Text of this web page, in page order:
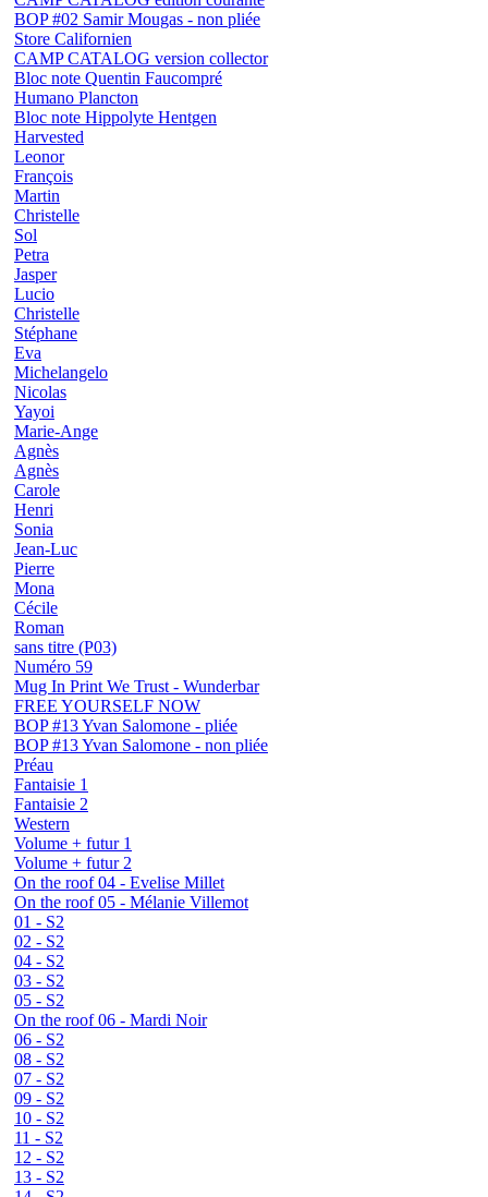
BOP #02 Samir Mougas - non pliée
Store Californien
CAMP CATALOG version collector
Bloc note Quentin Faucompré
Humano Plancton
Bloc note Hippolyte Hentgen
Harvested
Leonor
François
Martin
Christelle
Sol
Petra
Jasper
Lucio
Christelle
Stéphane
Eva
Michelangelo
Nicolas
Yayoi
Marie-Ange
Agnès
Agnès
Carole
Henri
Sonia
Jean-Luc
Pierre
Mona
Cécile
Roman
sans titre (P03)
Numéro 59
Mug In Print We Trust - Wunderbar
FREE YOURSELF NOW
BOP #13 Yvan Salomone - pliée
BOP #13 Yvan Salomone - non pliée
Préau
Fantaisie 1
Fantaisie 2
Western
Volume + futur 1
Volume + futur 2
On the roof 04 - Evelise Millet
On the roof 05 - Mélanie Villemot
01 - S2
02 - S2
04 - S2
03 - S2
05 - S2
On the roof 06 - Mardi Noir
06 - S2
08 - S2
07 - S2
09 - S2
10 - S2
11 - S2
12 - S2
13 - S2